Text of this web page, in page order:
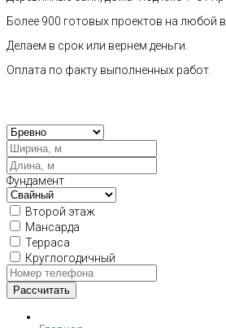
Более 900 готовых проектов на любой
Делаем в срок или вернем деньги.
Оплата по факту выполненных работ.
Фундамент
Второй этаж
Мансарда
Терраса
Круглогодичный